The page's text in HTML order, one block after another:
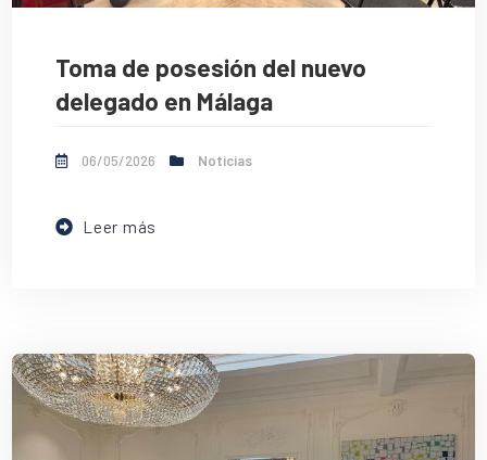
Toma de posesión del nuevo
delegado en Málaga
06/05/2026 Noticias
Leer más